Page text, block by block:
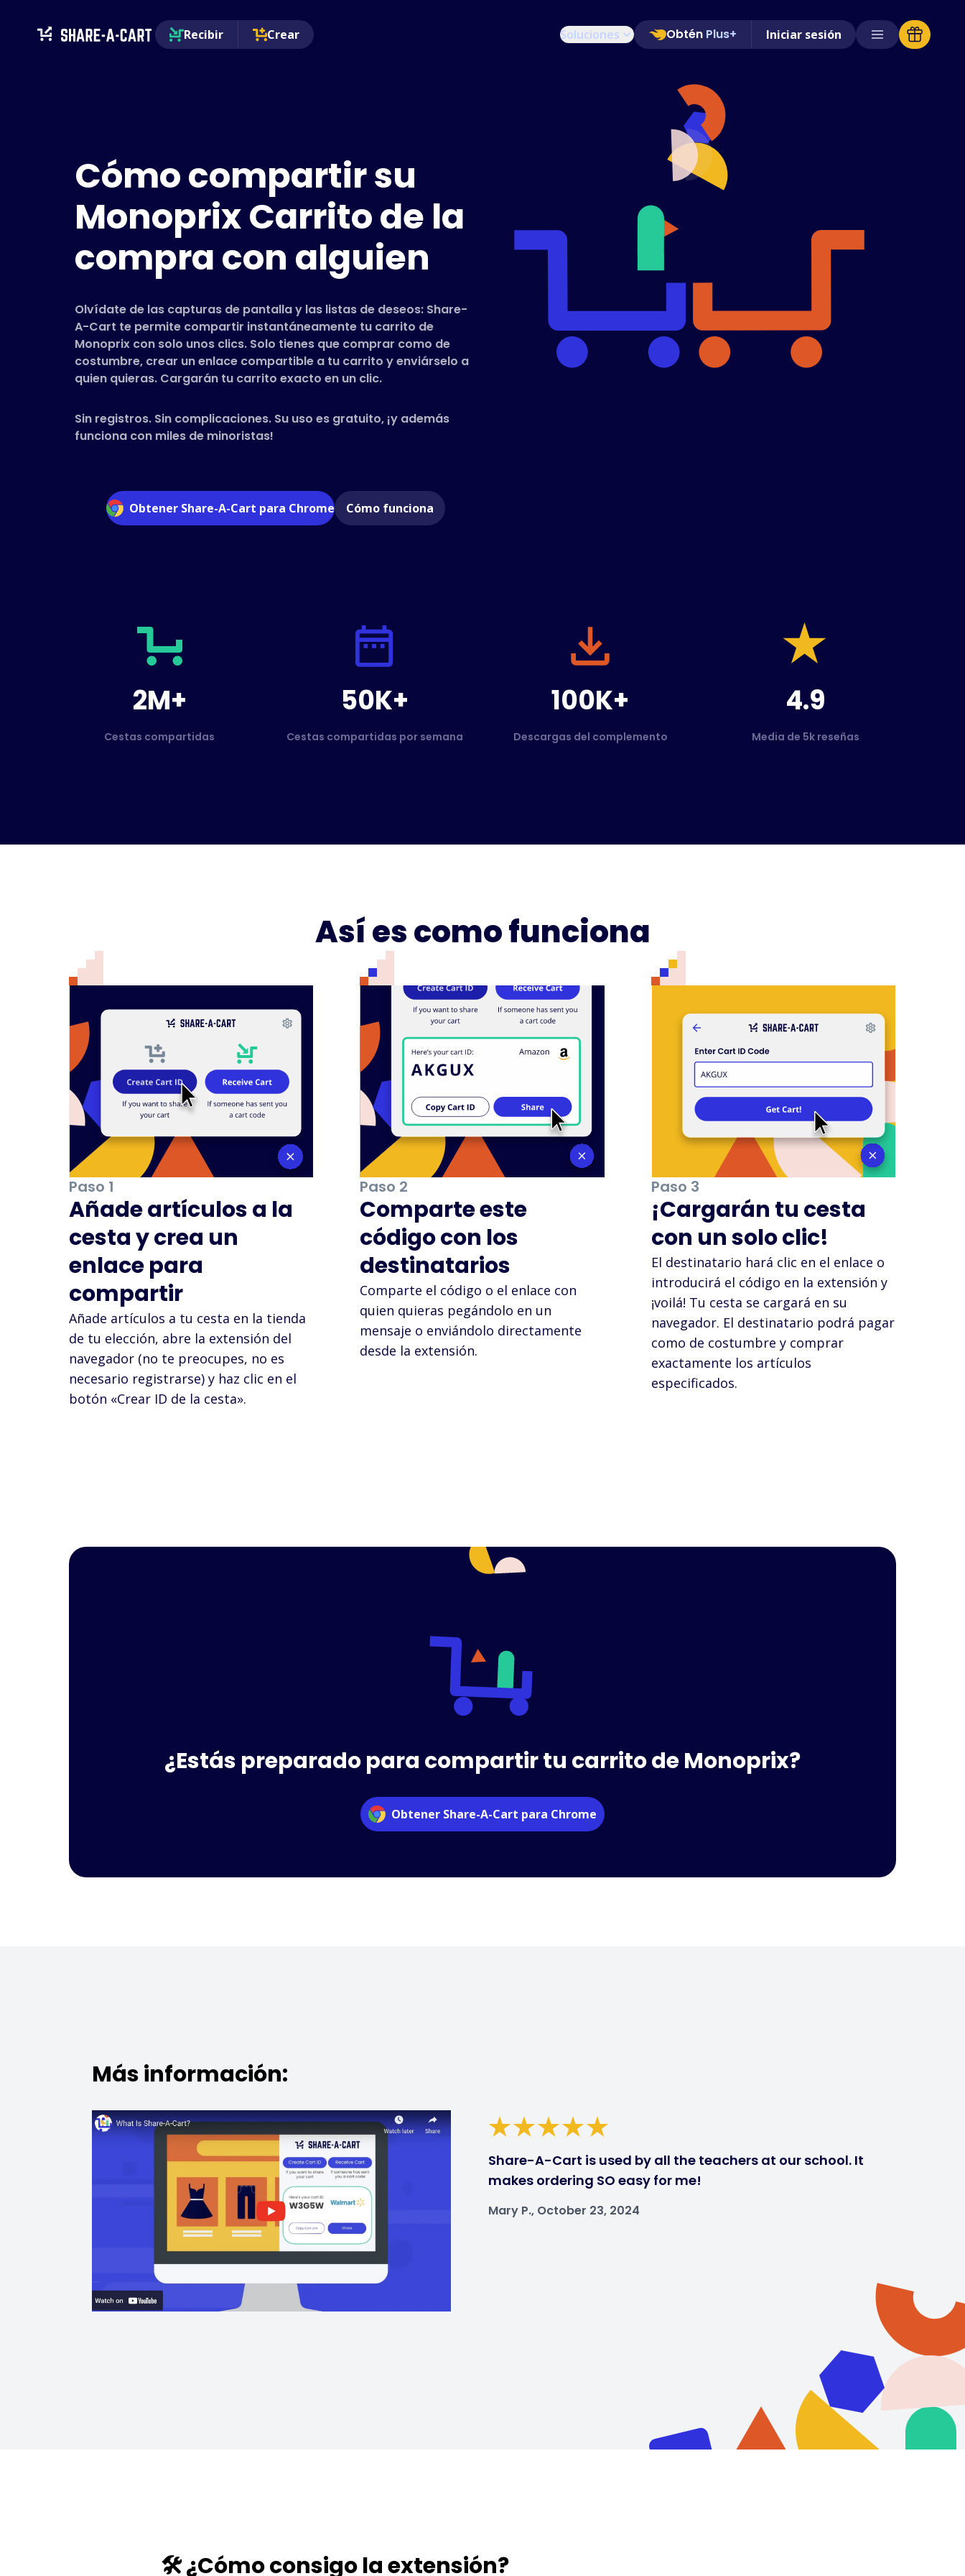
Recibir Crear Soluciones Obtén Plus+ Iniciar sesión
Cómo compartir su
Monoprix Carrito de la
compra con alguien
Olvídate de las capturas de pantalla y las listas de deseos: Share-
A-Cart te permite compartir instantáneamente tu carrito de
Monoprix con solo unos clics. Solo tienes que comprar como de
costumbre, crear un enlace compartible a tu carrito y enviárselo a
quien quieras. Cargarán tu carrito exacto en un clic.
Sin registros. Sin complicaciones. Su uso es gratuito, ¡y además
funciona con miles de minoristas!
Obtener Share-A-Cart para Chrome Cómo funciona
2M+
Cestas compartidas
50K+
Cestas compartidas por semana
100K+
Descargas del complemento
4.9
Media de 5k reseñas
Así es como funciona
Paso 1
Añade artículos a la
cesta y crea un
enlace para
compartir
Añade artículos a tu cesta en la tienda
de tu elección, abre la extensión del
navegador (no te preocupes, no es
necesario registrarse) y haz clic en el
botón «Crear ID de la cesta».
Paso 2
Comparte este
código con los
destinatarios
Comparte el código o el enlace con
quien quieras pegándolo en un
mensaje o enviándolo directamente
desde la extensión.
Paso 3
¡Cargarán tu cesta
con un solo clic!
El destinatario hará clic en el enlace o
introducirá el código en la extensión y
¡voilá! Tu cesta se cargará en su
navegador. El destinatario podrá pagar
como de costumbre y comprar
exactamente los artículos
especificados.
¿Estás preparado para compartir tu carrito de Monoprix?
Obtener Share-A-Cart para Chrome
Más información:
Share-A-Cart is used by all the teachers at our school. It
makes ordering SO easy for me!
Mary P., October 23, 2024
🛠️ ¿Cómo consigo la extensión?